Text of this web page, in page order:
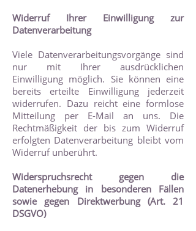
Widerruf Ihrer Einwilligung zur
Datenverarbeitung
Viele Datenverarbeitungsvorgänge sind
nur mit Ihrer ausdrücklichen
Einwilligung möglich. Sie können eine
bereits erteilte Einwilligung jederzeit
widerrufen. Dazu reicht eine formlose
Mitteilung per E-Mail an uns. Die
Rechtmäßigkeit der bis zum Widerruf
erfolgten Datenverarbeitung bleibt vom
Widerruf unberührt.
Widerspruchsrecht gegen die
Datenerhebung in besonderen Fällen
sowie gegen Direktwerbung (Art. 21
DSGVO)